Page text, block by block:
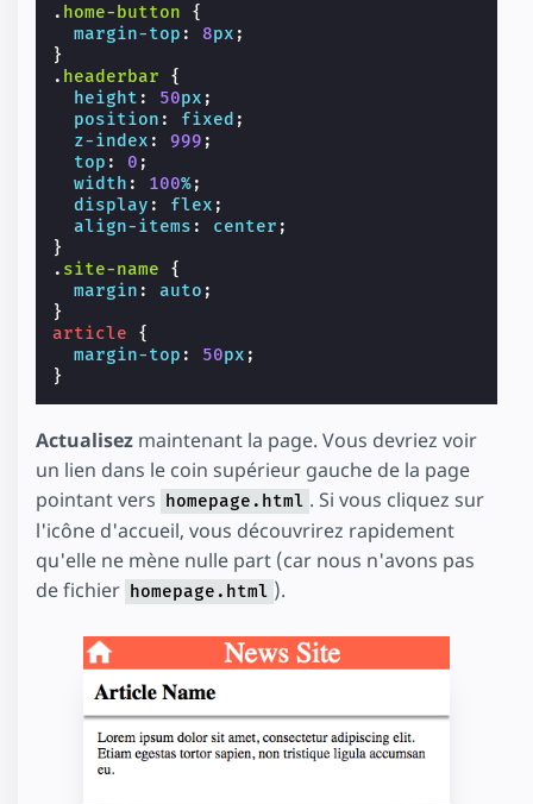
. home-button
{
margin-top : 8px ;
}
. headerbar
{
height : 50px ;
position : fixed ;
z-index : 999 ;
top : 0 ;
width : 100%;
display : flex ;
align-items : center ;
}
. site-name
{
margin : auto ;
}
article
{
margin-top : 50px ;
}
Actualisez maintenant la page. Vous devriez voir
un lien dans le coin supérieur gauche de la page
pointant vers
homepage.html . Si vous cliquez sur
l'icône d'accueil, vous découvrirez rapidement
qu'elle ne mène nulle part (car nous n'avons pas
de fichier
homepage.html ).